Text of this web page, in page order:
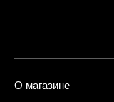
О магазине